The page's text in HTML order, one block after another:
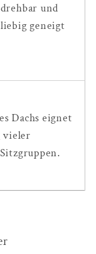
und
geneigt
Dachs eignet
vieler